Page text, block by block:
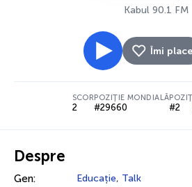
Kabul 90.1 FM
Îmi place
SCOR
2
POZIȚIE MONDIALĂ
#29660 #2
Despre
Gen: Educație, Talk